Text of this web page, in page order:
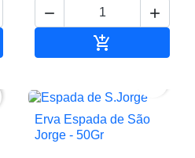
 

Erva Espada de São
Jorge - 50Gr